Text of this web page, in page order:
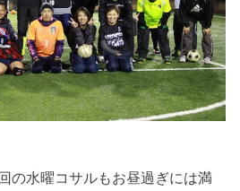
の水曜コサルもお昼過ぎには満